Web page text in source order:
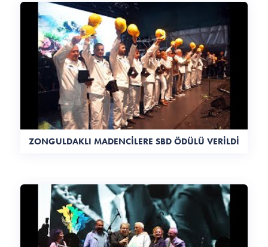
ZONGULDAKLI MADENCİLERE SBD ÖDÜLÜ VERİLDİ